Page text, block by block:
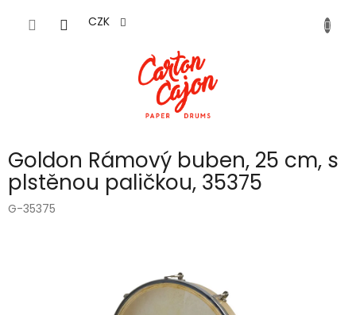
CZK
Goldon Rámový buben, 25 cm, s
plstěnou paličkou, 35375
G-35375